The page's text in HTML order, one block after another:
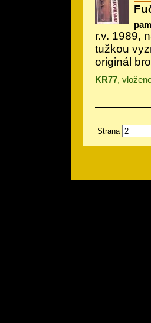
r.v. 1989,
tužkou
originál
KR77,
Strana